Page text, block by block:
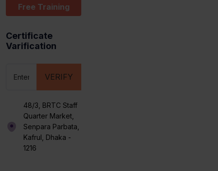
Free Training
Certificate
Varification
VERIFY
48/3, BRTC Staff
Quarter Market,
Senpara Parbata,
Kafrul, Dhaka -
1216